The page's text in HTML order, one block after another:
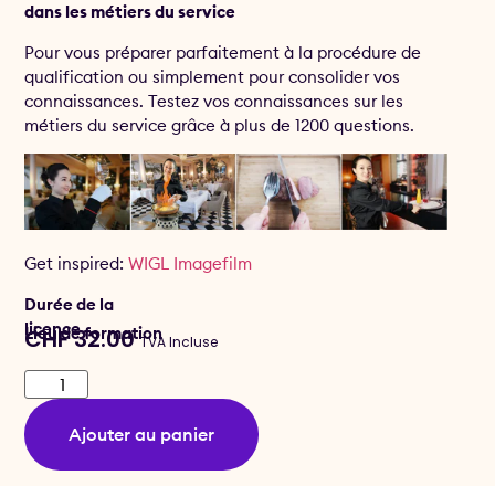
dans les métiers du service
Pour vous préparer parfaitement à la procédure de
qualification ou simplement pour consolider vos
connaissances. Testez vos connaissances sur les
métiers du service grâce à plus de 1200 questions.
Get inspired:WIGL Imagefilm
Durée de la
licence
Lieu de formation
CHF32.00 TVA Incluse
Ajouter au panier